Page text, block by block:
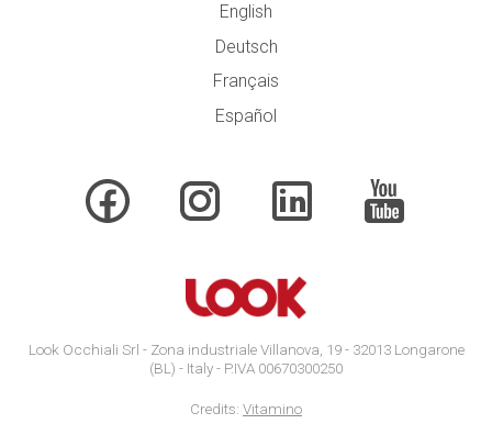
English
Deutsch
Français
Español
Look Occhiali Srl - Zona industriale Villanova, 19 - 32013 Longarone
(BL) - Italy - P.IVA 00670300250
Credits: Vitamino